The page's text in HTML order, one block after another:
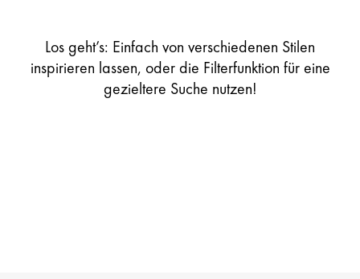
Los geht’s: Einfach von verschiedenen Stilen
inspirieren lassen, oder die Filterfunktion für eine
gezieltere Suche nutzen!